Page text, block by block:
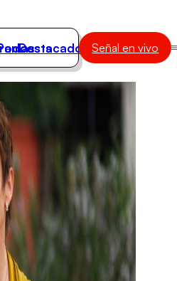
Destacados Señal en vivo